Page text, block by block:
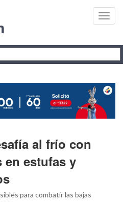
al frío con
en estufas y
para combatir las bajas